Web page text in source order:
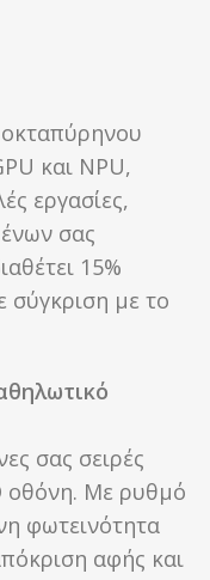
οκταπύρηνου
και NPU,
εργασίες,
σας
15%
σύγκριση με το
σας σειρές
οθόνη. Με ρυθμό
φωτεινότητα
αφής και